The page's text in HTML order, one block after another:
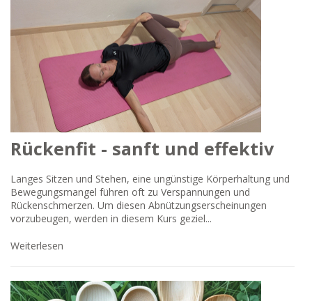
Rückenfit - sanft und effektiv
Langes Sitzen und Stehen, eine ungünstige Körperhaltung und
Bewegungsmangel führen oft zu Verspannungen und
Rückenschmerzen. Um diesen Abnützungserscheinungen
vorzubeugen, werden in diesem Kurs geziel...
Weiterlesen